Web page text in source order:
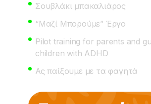
Σουβλάκι μπακαλιάρος
“Μαζί Μπορούμε” Έργο
Pilot training for parents and
children with ADHD
Ας παίξουμε με τα φαγητά